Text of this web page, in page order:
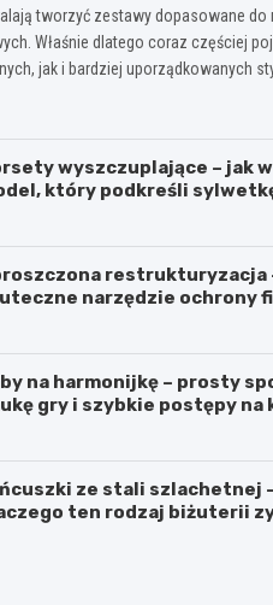
tworzyć zestawy dopasowane do
Właśnie dlatego coraz częściej
jak i bardziej uporządkowanych
wyszczuplające – jak
który podkreśli
restrukturyzacja
narzędzie ochrony
na harmonijkę – prosty
gry i szybkie postępy na
ze stali szlachetnej
ten rodzaj biżuterii